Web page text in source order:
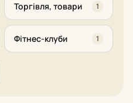
Торгівля, товари 1
Фітнес-клуби 1